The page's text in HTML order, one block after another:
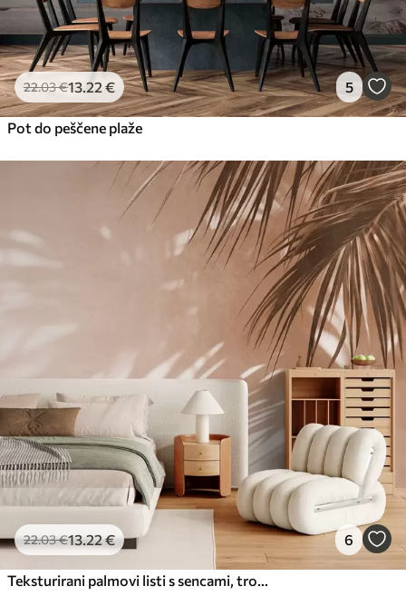
22.03€13 .22 € 5
Pot do peščene plaže
22.03€13.22€ 6